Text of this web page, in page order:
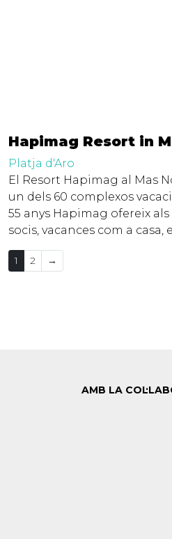
Hapimag Resort in
Platja d'Aro
El Resort Hapimag al Mas
un dels 60 complexos
55 anys Hapimag ofereix
socis, vacances com a casa,
1 2 →
AMB LA